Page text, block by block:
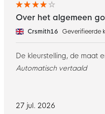
27 jul. 2026
Over het algemeen
Crsmith16 Geverifieerde
De kleurstelling, de maat
Automatisch vertaald